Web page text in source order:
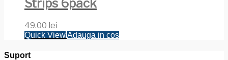
Strips 6pack
49.00 lei
Quick ViewAdauga in cos
Suport